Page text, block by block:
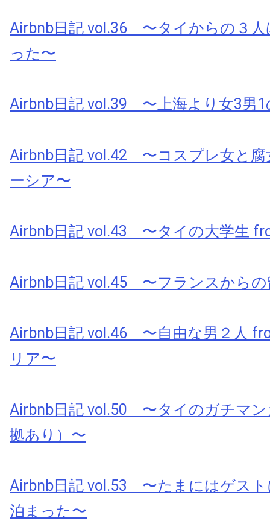
Airbnb日記 vol.36 〜タイからの３人
った〜
Airbnb日記 vol.39 〜上海より女3男1
Airbnb日記 vol.42 〜コスプレ女と腐
ーシア〜
Airbnb日記 vol.43 〜タイの大学生
Airbnb日記 vol.45 〜フランスからの
Airbnb日記 vol.46 〜自由な男２人
リア〜
Airbnb日記 vol.50 〜タイのガチマン
拠あり）〜
Airbnb日記 vol.53 〜たまにはゲス
泊まった〜